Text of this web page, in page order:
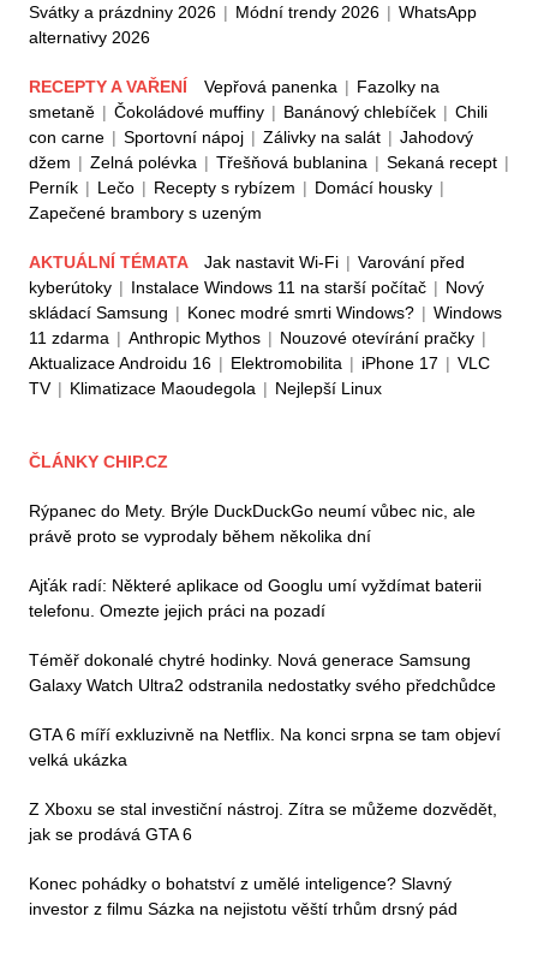
Svátky a prázdniny 2026 | Módní trendy 2026 | WhatsApp
alternativy 2026
RECEPTY A VAŘENÍ Vepřová panenka | Fazolky na
smetaně | Čokoládové muffiny | Banánový chlebíček | Chili
con carne | Sportovní nápoj | Zálivky na salát | Jahodový
džem | Zelná polévka | Třešňová bublanina | Sekaná recept |
Perník | Lečo | Recepty s rybízem | Domácí housky |
Zapečené brambory s uzeným
AKTUÁLNÍ TÉMATA Jak nastavit Wi-Fi | Varování před
kyberútoky | Instalace Windows 11 na starší počítač | Nový
skládací Samsung | Konec modré smrti Windows? | Windows
11 zdarma | Anthropic Mythos | Nouzové otevírání pračky |
Aktualizace Androidu 16 | Elektromobilita | iPhone 17 | VLC
TV | Klimatizace Maoudegola | Nejlepší Linux
ČLÁNKY CHIP.CZ
Rýpanec do Mety. Brýle DuckDuckGo neumí vůbec nic, ale
právě proto se vyprodaly během několika dní
Ajťák radí: Některé aplikace od Googlu umí vyždímat baterii
telefonu. Omezte jejich práci na pozadí
Téměř dokonalé chytré hodinky. Nová generace Samsung
Galaxy Watch Ultra2 odstranila nedostatky svého předchůdce
GTA 6 míří exkluzivně na Netflix. Na konci srpna se tam objeví
velká ukázka
Z Xboxu se stal investiční nástroj. Zítra se můžeme dozvědět,
jak se prodává GTA 6
Konec pohádky o bohatství z umělé inteligence? Slavný
investor z filmu Sázka na nejistotu věští trhům drsný pád